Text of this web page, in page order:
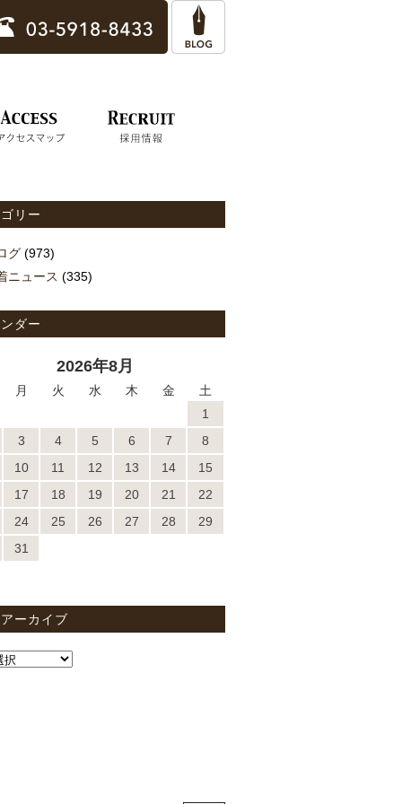
リー
グ (973)
ニュース (335)
ダー
2026年8月
月 火 水 木 金
土
1
3
4 5 6 7
8
10
11 12 13 14
15
17
18 19 20 21
22
24
25 26 27 28
29
31
ーカイブ